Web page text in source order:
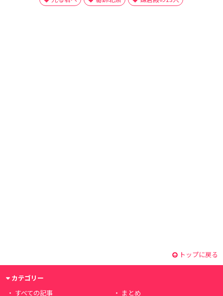
トップに戻る
カテゴリー
すべての記事
まとめ